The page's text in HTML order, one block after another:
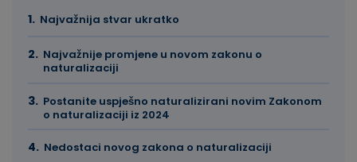
Najvažnija stvar ukratko
Najvažnije promjene u novom zakonu o
naturalizaciji
Postanite uspješno naturalizirani novim Zakonom
o naturalizaciji iz 2024
Nedostaci novog zakona o naturalizaciji